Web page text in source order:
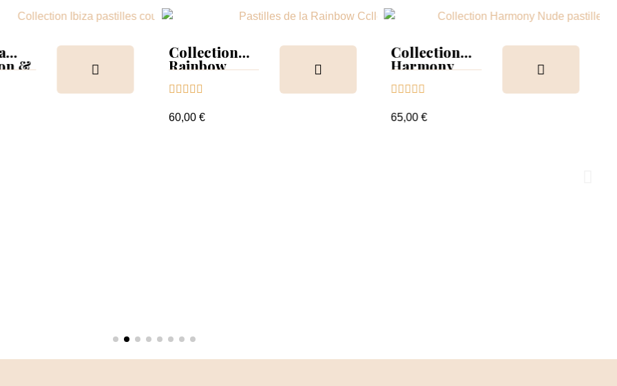
&
Collection
Rainbow
nuancier
    
60,00 €
Collection
Harmony
nuancier
    
65,00 €